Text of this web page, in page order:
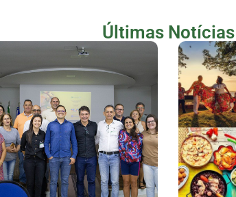
Últimas Notícias
Lançamento Do
Projeto JOA Economia
Solidária